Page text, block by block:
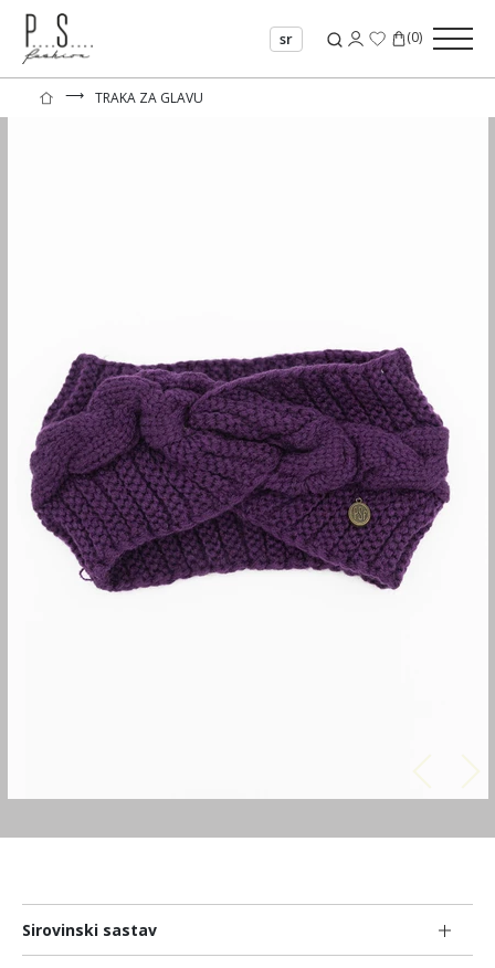
sr (0)
⟶ TRAKA ZA GLAVU
Sirovinski sastav